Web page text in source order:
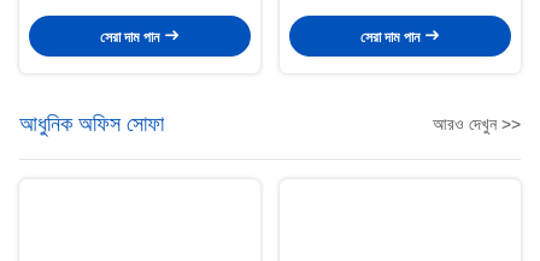
সেরা দাম পান সেরা দাম পান
আধুনিক অফিস সোফা আরও দেখুন >>